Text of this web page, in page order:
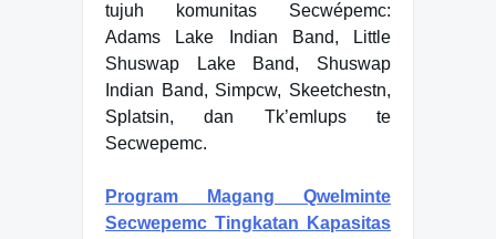
tujuh komunitas Secwépemc:
Adams Lake Indian Band, Little
Shuswap Lake Band, Shuswap
Indian Band, Simpcw, Skeetchestn,
Splatsin, dan Tk’emlups te
Secwepemc.
Program Magang Qwelminte
Secwepemc Tingkatan Kapasitas